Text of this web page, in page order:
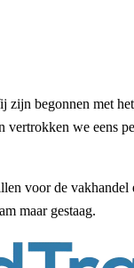
begonnen met
we eens
voor de
maar gestaag.